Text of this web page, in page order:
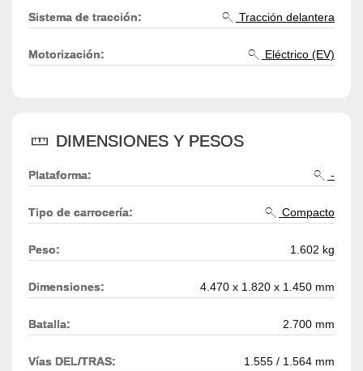
Sistema de tracción: Tracción delantera
Motorización: Eléctrico (EV)
DIMENSIONES Y PESOS
Plataforma: -
Tipo de carrocería: Compacto
Peso: 1.602 kg
Dimensiones: 4.470 x 1.820 x 1.450 mm
Batalla: 2.700 mm
Vías DEL/TRAS: 1.555 / 1.564 mm